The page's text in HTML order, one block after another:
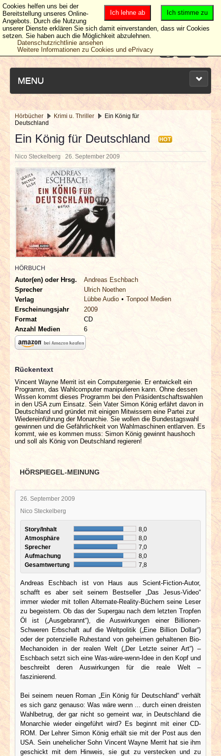
MENU
NEUESTE ARTIKEL
NEWS & DATES
BERICHTE
VERLOSUNGEN
INTERVIEWS
SPECIALS
REDAKTION
LINKS
ARCHIV
Hörbücher Krimi u. Thriller
Ein König für
Deutschland
Ein König für Deutschland HOT
Nico Steckelberg 26. September 2009
HÖRBUCH
Autor(en) oder Hrsg.
Andreas Eschbach
Sprecher
Ulrich Noethen
Verlag
Lübbe Audio
Tonpool Medien
Erscheinungsjahr
2009
Format
CD
Anzahl Medien
6
Rückentext
Vincent Wayne Merrit ist ein Computergenie. Er entwickelt ein
Programm, das Wahlcomputer manipulieren kann. Ohne dessen
Wissen kommt dieses Programm bei den Präsidentschaftswahlen
in den USA zum Einsatz. Sein Vater Simon König erfährt davon in
Deutschland und gründet mit einigen Mitwissern eine Partei zur
Wiedereinführung der Monarchie. Sie wollen die Bundestagswahl
gewinnen und die Gefährlichkeit von Wahlmaschinen entlarven. Es
kommt, wie es kommen muss: Simon König gewinnt haushoch
und soll als König von Deutschland regieren!
HÖRSPIEGEL-MEINUNG
26. September 2009
Nico Steckelberg
Story/Inhalt
8,0
Atmosphäre
8,0
Sprecher
7,0
Aufmachung
8,0
Gesamtwertung
7,8
Andreas Eschbach ist von Haus aus Scient-Fiction-Autor,
schafft es aber seit seinem Bestseller „Das Jesus-Video“
immer wieder mit tollen Alternate-Reality-Büchern seine Leser
zu begeistern. Ob das der Supergau nach dem letzten Tropfen
Öl ist („Ausgebrannt“), die Auswirkungen einer Billionen-
Schweren Erbschaft auf die Weltpolitik („Eine Billion Dollar“)
oder der potenzielle Ruhestand von geheimen gehaltenen Bio-
Mechanoiden in der realen Welt („Der Letzte seiner Art“) –
Eschbach setzt sich eine Was-wäre-wenn-Idee in den Kopf und
beschreibt deren Auswirkungen für die reale Welt –
faszinierend.
Bei seinem neuen Roman „Ein König für Deutschland“ verhält
es sich ganz genauso: Was wäre wenn ... durch einen dreisten
Wahlbetrug, der gar nicht so gemeint war, in Deutschland die
Monarchie wieder eingeführt wird? Es beginnt mit einer CD-
ROM. Der Lehrer Simon König erhält sie mit der Post aus den
USA. Sein unehelicher Sohn Vincent Wayne Merrit hat sie ihm
geschickt mit dem Hinweis, sie gut zu verstecken und zu
Ich stimme zu
Ich lehne ab
Cookies helfen uns bei der
Bereitstellung unseres Online-
Angebots. Durch die Nutzung
unserer Dienste erklären Sie sich damit einverstanden, dass wir Cookies
setzen. Sie haben auch die Möglichkeit abzulehnen.
Datenschutzrichtlinie ansehen
Weitere Informationen zu Cookies und ePrivacy